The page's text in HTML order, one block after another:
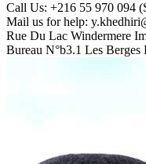
Call Us: +216 55 970 094
Mail us for help:
Rue Du Lac Windermere
Bureau N°b3.1 Les